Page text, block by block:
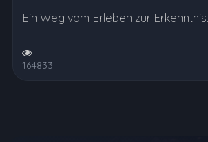
Ein Weg vom Erleben zur Erkenntnis.
164833